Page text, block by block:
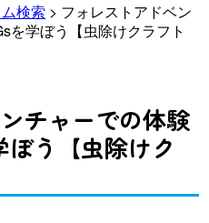
検索 > フォレストアドベン
を学ぼう【虫除けクラフト
チャーでの体験
ぼう【虫除けク